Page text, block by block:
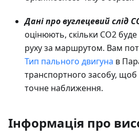
Дані про вуглецевий слід
оцінюють, скільки CO2
руху за маршрутом. Вам
Тип пального двигуна в
транспортного засобу,
точне наближення.
Інформація про